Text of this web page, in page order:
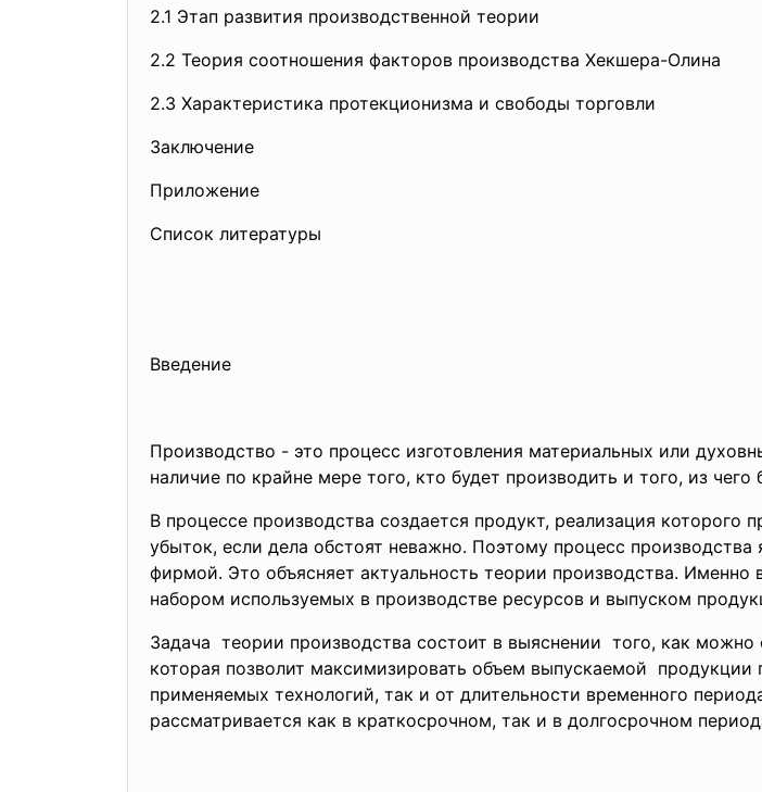
2.1 Этап развития производственной теории
2.2 Теория соотношения факторов производства Хекшера-Олина
2.3 Характеристика протекционизма и свободы торговли
Заключение
Приложение
Список литературы
Введение
Производство - это процесс изготовления материальных или
наличие по крайне мере того, кто будет производить и того, из чего
В процессе производства создается продукт, реализация
убыток, если дела обстоят неважно. Поэтому процесс
фирмой. Это объясняет актуальность теории производства.
набором используемых в производстве ресурсов и выпуском
Задача теории производства состоит в выяснении того, как
которая позволит максимизировать объем выпускаемой продукции
применяемых технологий, так и от длительности временного
рассматривается как в краткосрочном, так и в долгосрочном